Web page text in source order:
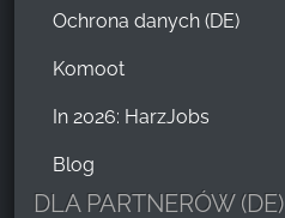
Ochrona danych (DE)
Komoot
In 2026: HarzJobs
Blog
DLA PARTNERÓW (DE)